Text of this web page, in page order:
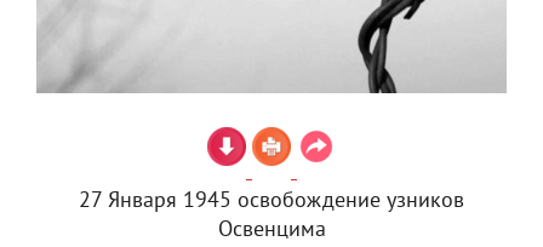
27 Января 1945 освобождение узников
Освенцима